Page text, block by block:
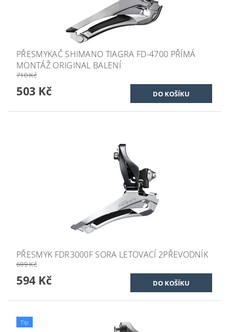
PŘESMYKAČ SHIMANO TIAGRA FD-4700 PŘÍMÁ
MONTÁŽ ORIGINAL BALENÍ
710 Kč
503 Kč
PŘESMYK FDR3000F SORA LETOVACÍ 2PŘEVODNÍK
699 Kč
594 Kč
Tip